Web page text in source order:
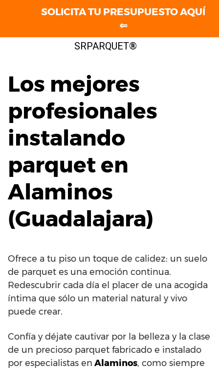
SRPARQUET®
Los mejores
profesionales
instalando
parquet en
Alaminos
(Guadalajara)
Ofrece a tu piso un toque de calidez: un suelo
de parquet es una emoción continua.
Redescubrir cada día el placer de una acogida
íntima que sólo un material natural y vivo
puede crear.
Confía y déjate cautivar por la belleza y la clase
de un precioso parquet fabricado e instalado
por especialistas en Alaminos, como siempre
SOLICITA TU PRESUPUESTO AQUÍ
⇐